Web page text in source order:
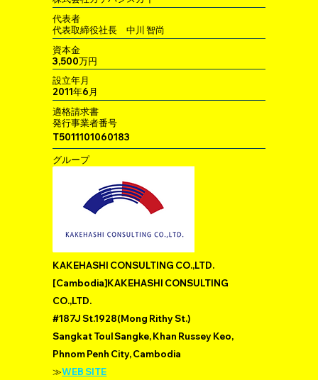
代表者
代表取締役社長 中川 智尚
資本金
3,500万円
設立年月
2011年6月
適格請求書
発行事業者番号
T5011101060183
グループ
KAKEHASHI CONSULTING CO.,LTD.
[Cambodia]KAKEHASHI CONSULTING
CO.,LTD.
#187J St.1928(Mong Rithy St.)
Sangkat Toul Sangke, Khan Russey Keo,
Phnom Penh City, Cambodia
≫WEB SITE